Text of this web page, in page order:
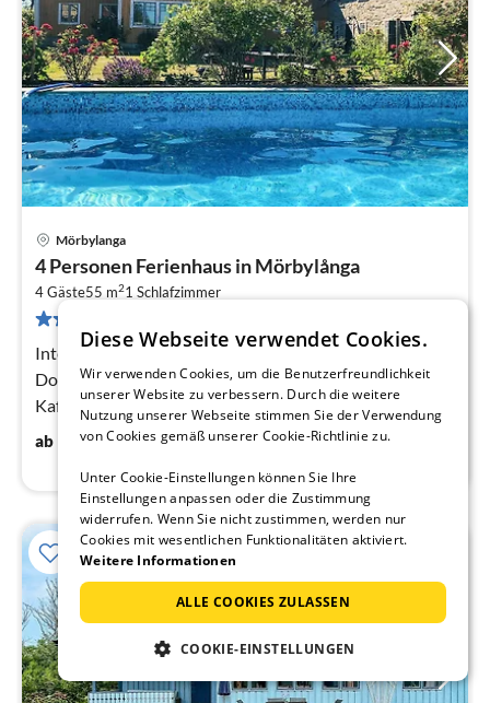
Mörbylanga
4 Personen Ferienhaus in Mörbylånga
4 Gäste55 m21 Schlafzimmer
Internetzugang DSL, Wohnzimmer(Doppelbett,
Doppelklappbett ), Küche(Kochherd(elektrisch),
Kaffeemaschine, Kombi-Mikrowelle, Spülmaschine,
Kühl-/Gefrierkombination, Wasser vom Brunn...
ab 128€/ Nacht
Diese Webseite verwendet Cookies.
Wir verwenden Cookies, um die Benutzerfreundlichkeit
unserer Website zu verbessern. Durch die weitere
Nutzung unserer Webseite stimmen Sie der Verwendung
von Cookies gemäß unserer Cookie-Richtlinie zu.
Unter Cookie-Einstellungen können Sie Ihre
Einstellungen anpassen oder die Zustimmung
widerrufen. Wenn Sie nicht zustimmen, werden nur
Cookies mit wesentlichen Funktionalitäten aktiviert.
Weitere Informationen
ALLE COOKIES ZULASSEN
COOKIE-EINSTELLUNGEN